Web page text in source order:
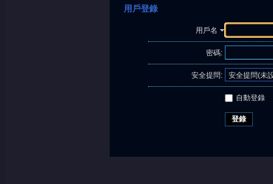
用戶登錄
用戶名
密碼:
安全提問:
自動登錄
登錄